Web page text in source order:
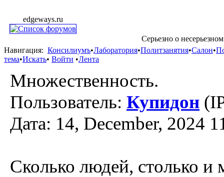
edgeways.ru
Серьезно о
Навигация: Консилиумъ•Лаборатория•Политзанятия•Салон•
тема•Искать• Войти •Лента
Множественность.
Пользователь: Купидон
Дата: 14, December, 2024
Сколько людей, столько